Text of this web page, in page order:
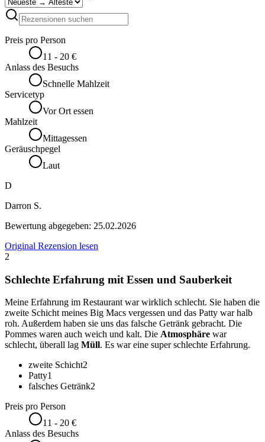
Preis pro Person
11 - 20 €
Anlass des Besuchs
Schnelle Mahlzeit
Servicetyp
Vor Ort essen
Mahlzeit
Mittagessen
Geräuschpegel
Laut
D
Darron S.
Bewertung abgegeben: 25.02.2026
Original Rezension lesen
2
Schlechte Erfahrung mit Essen und Sauberkeit
Meine Erfahrung im Restaurant war wirklich schlecht. Sie haben die
zweite Schicht meines Big Macs vergessen und das Patty war halb
roh. Außerdem haben sie uns das falsche Getränk gebracht. Die
Pommes waren auch weich und kalt. Die Atmosphäre war
schlecht, überall lag Müll. Es war eine super schlechte Erfahrung.
zweite Schicht2
Patty1
falsches Getränk2
Preis pro Person
11 - 20 €
Anlass des Besuchs